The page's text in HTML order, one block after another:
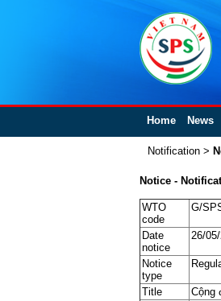
Home News
Notification>
Notice -
WTO
code
G/
Date
notice
26/
Notice
type
Title
Cộng